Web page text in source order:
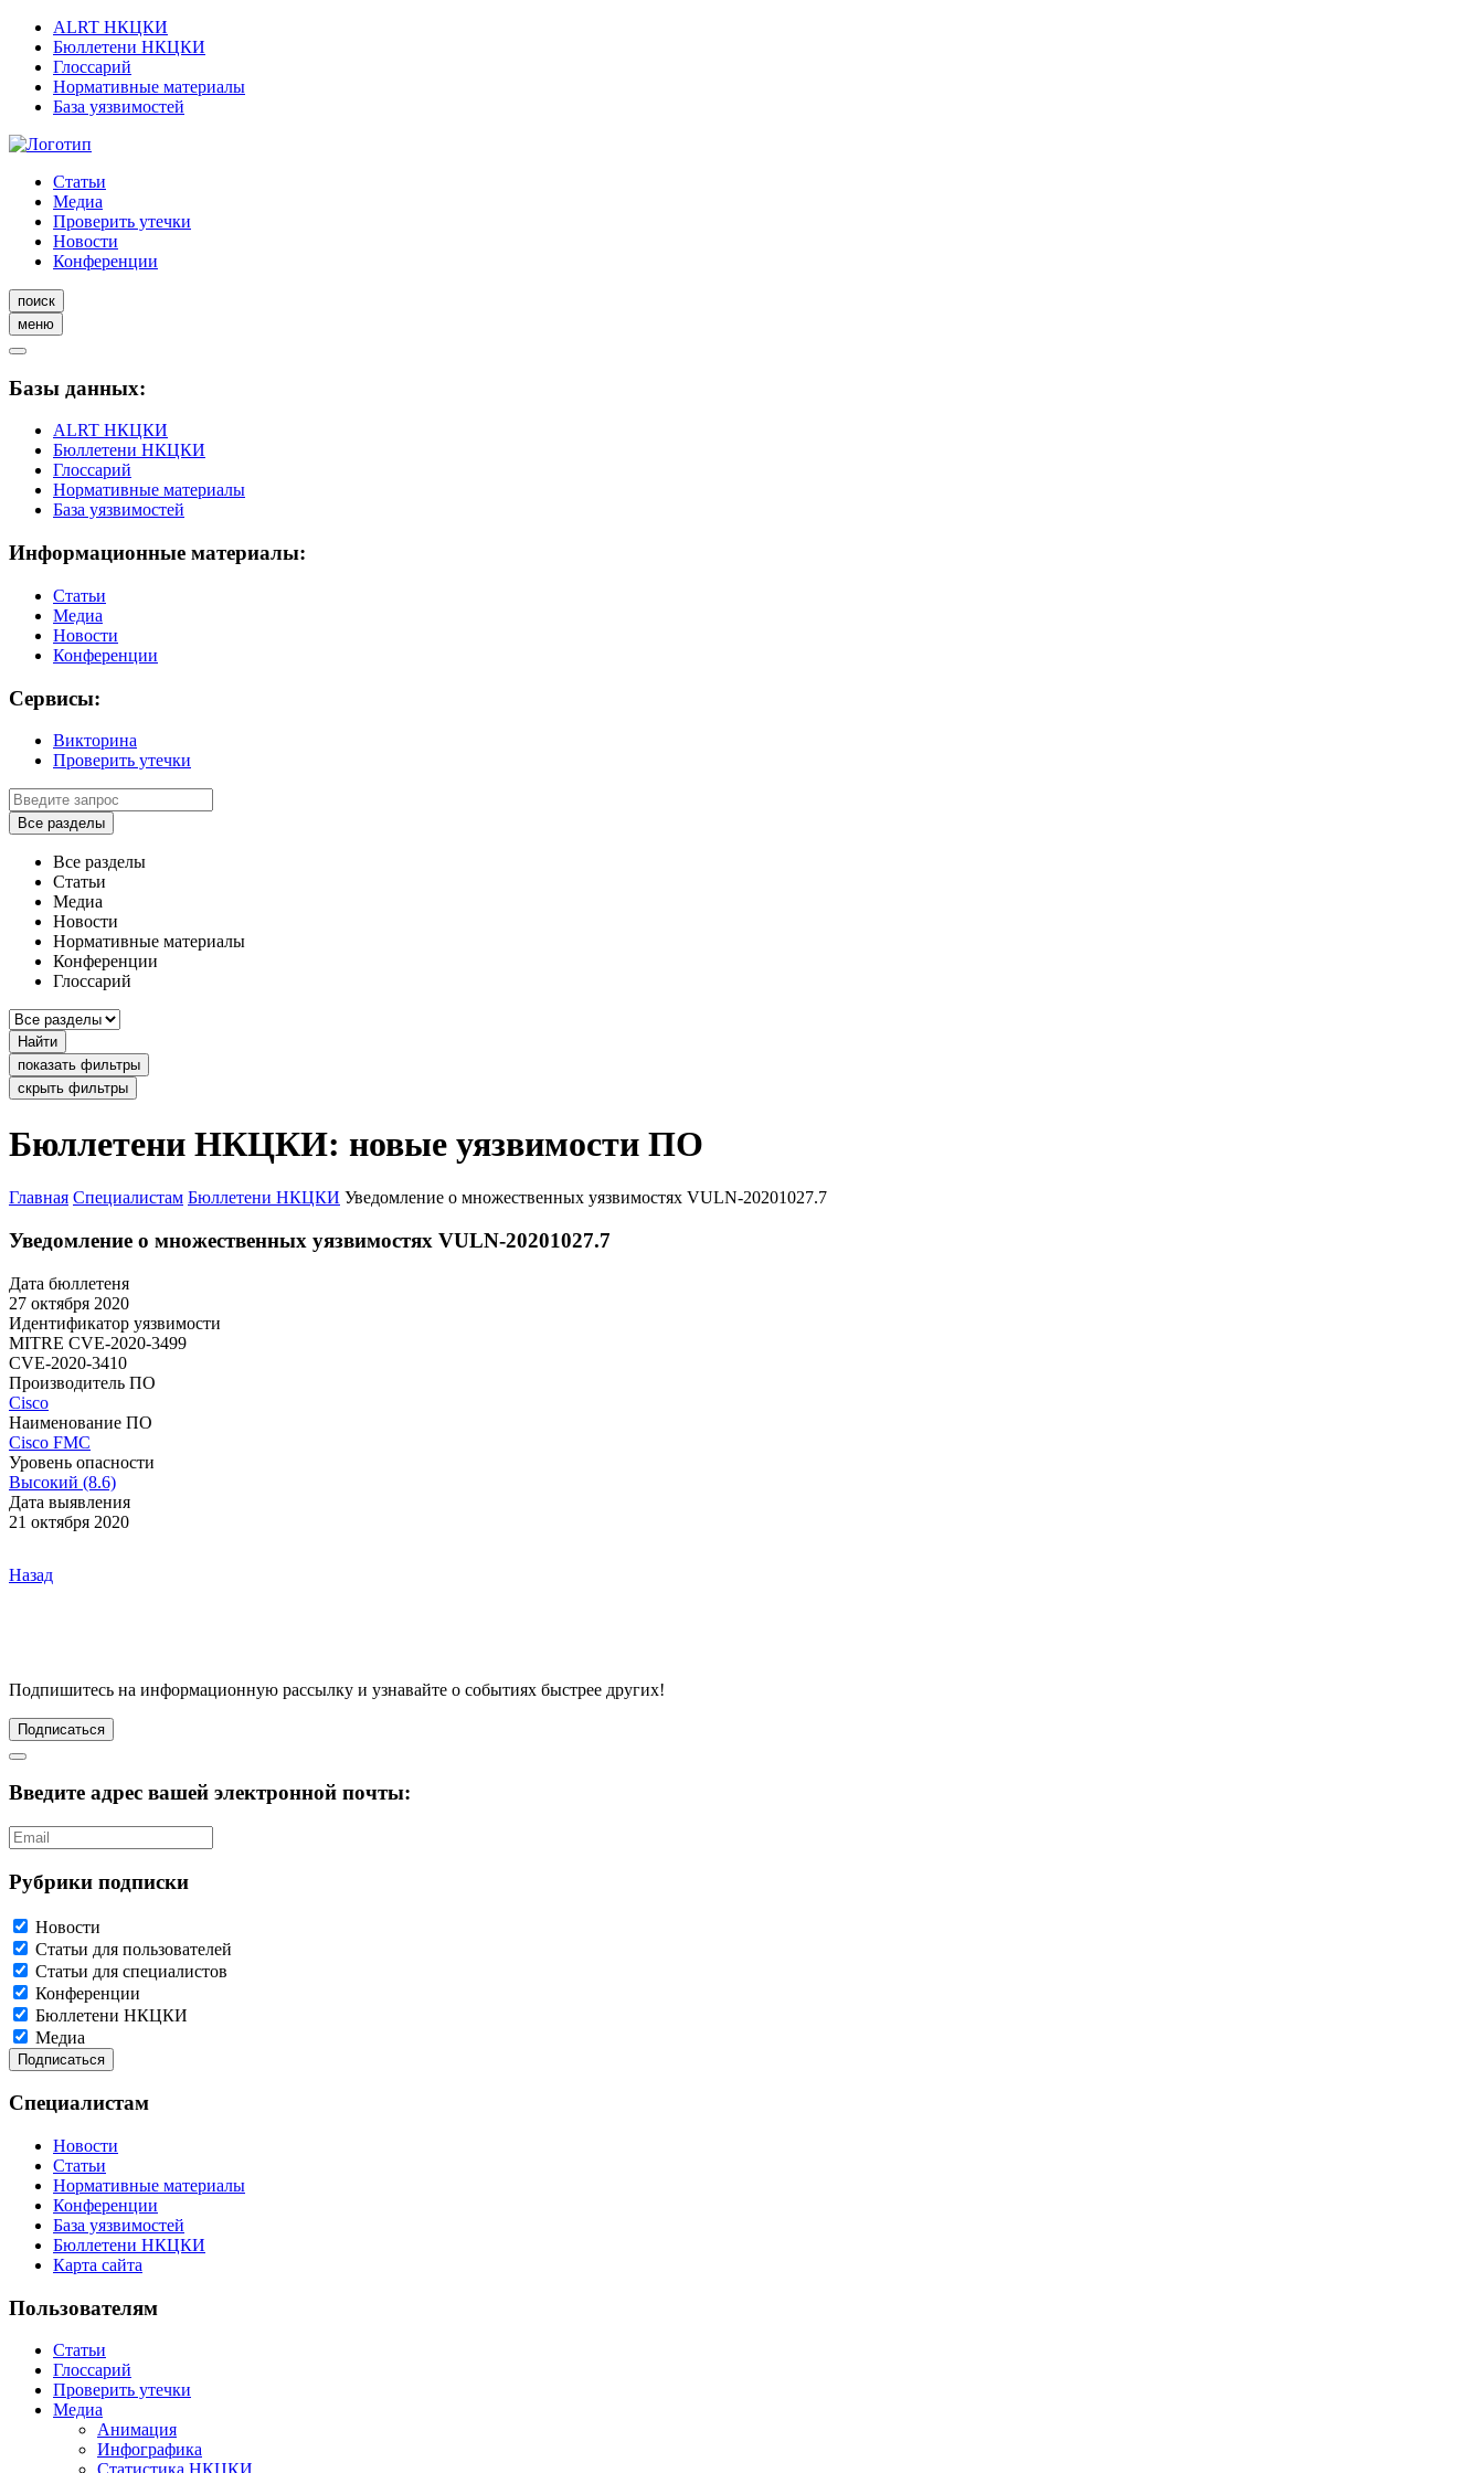
ALRT НКЦКИ
Бюллетени НКЦКИ
Глоссарий
Нормативные материалы
База уязвимостей
Статьи
Медиа
Проверить утечки
Новости
Конференции
поиск
меню
Базы данных:
ALRT НКЦКИ
Бюллетени НКЦКИ
Глоссарий
Нормативные материалы
База уязвимостей
Информационные материалы:
Статьи
Медиа
Новости
Конференции
Сервисы:
Викторина
Проверить утечки
Все разделы
Все разделы
Статьи
Медиа
Новости
Нормативные материалы
Конференции
Глоссарий
Найти
показать фильтры
скрыть фильтры
Бюллетени НКЦКИ: новые уязвимости ПО
Главная Специалистам Бюллетени НКЦКИ Уведомление о множественных уязвимостях VULN-20201027.7
Уведомление о множественных уязвимостях VULN-20201027.7
Дата бюллетеня
27 октября 2020
Идентификатор уязвимости
MITRE CVE-2020-3499
CVE-2020-3410
Производитель ПО
Cisco
Наименование ПО
Cisco FMC
Уровень опасности
Высокий (8.6)
Дата выявления
21 октября 2020
Назад
Подпишитесь на информационную рассылку и узнавайте о событиях быстрее других!
Подписаться
Введите адрес вашей электронной почты:
Рубрики подписки
Новости
Статьи для пользователей
Статьи для специалистов
Конференции
Бюллетени НКЦКИ
Медиа
Специалистам
Новости
Статьи
Нормативные материалы
Конференции
База уязвимостей
Бюллетени НКЦКИ
Карта сайта
Пользователям
Статьи
Глоссарий
Проверить утечки
Медиа
Анимация
Инфографика